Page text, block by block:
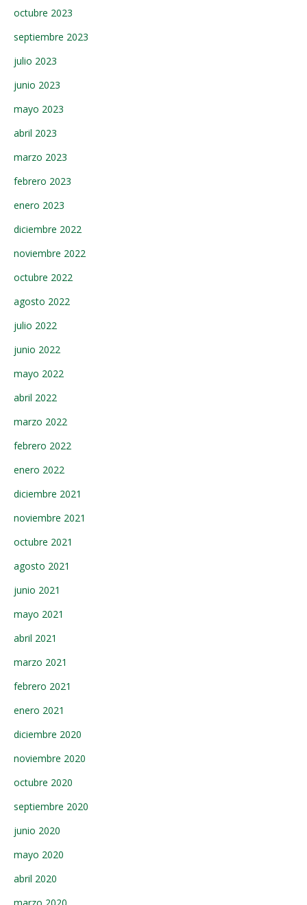
octubre 2023
septiembre 2023
julio 2023
junio 2023
mayo 2023
abril 2023
marzo 2023
febrero 2023
enero 2023
diciembre 2022
noviembre 2022
octubre 2022
agosto 2022
julio 2022
junio 2022
mayo 2022
abril 2022
marzo 2022
febrero 2022
enero 2022
diciembre 2021
noviembre 2021
octubre 2021
agosto 2021
junio 2021
mayo 2021
abril 2021
marzo 2021
febrero 2021
enero 2021
diciembre 2020
noviembre 2020
octubre 2020
septiembre 2020
junio 2020
mayo 2020
abril 2020